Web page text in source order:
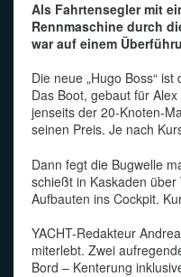
Als Fahrtensegler mit
Rennmaschine durch
war auf einem
Die neue „Hugo Boss“
Das Boot, gebaut für
jenseits der 20-Knoten-
seinen Preis. Je nach
Dann fegt die Bugwelle
schießt in Kaskaden
Aufbauten ins Cockpit.
YACHT-Redakteur
miterlebt. Zwei
Bord – Kenterung